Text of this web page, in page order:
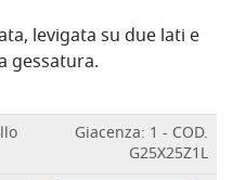
levigata su due lati e
gessatura.
Giacenza: 1 - COD.
G25X25Z1L